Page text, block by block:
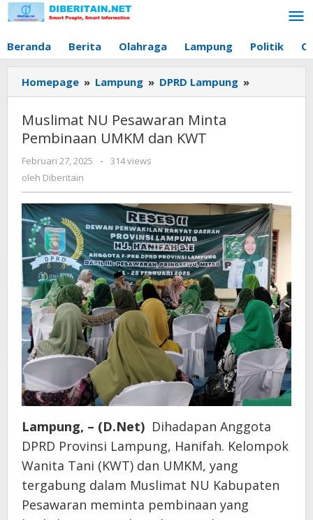
Lewati
ke
Beranda Berita Olahraga Lampung Politik
Homepage » Lampung » DPRD Lampung »
NU
KWT
Muslimat NU Pesawaran Minta
Pembinaan UMKM dan KWT
Februari 27, 2025
oleh
-
314 views
oleh Diberitain
Lampung, – (D.Net) Dihadapan Anggota
DPRD Provinsi Lampung, Hanifah. Kelompok
Wanita Tani (KWT) dan UMKM, yang
tergabung dalam Muslimat NU Kabupaten
Pesawaran meminta pembinaan yang